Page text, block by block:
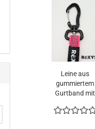
Leine aus
gummiertem
Gurtband mit